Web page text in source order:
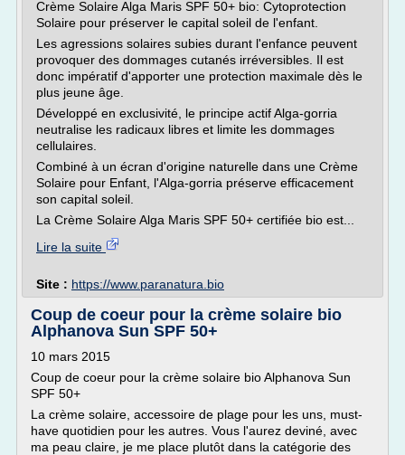
Crème Solaire Alga Maris SPF 50+ bio: Cytoprotection
Solaire pour préserver le capital soleil de l'enfant.
Les agressions solaires subies durant l'enfance peuvent
provoquer des dommages cutanés irréversibles. Il est
donc impératif d'apporter une protection maximale dès le
plus jeune âge.
Développé en exclusivité, le principe actif Alga-gorria
neutralise les radicaux libres et limite les dommages
cellulaires.
Combiné à un écran d'origine naturelle dans une Crème
Solaire pour Enfant, l'Alga-gorria préserve efficacement
son capital soleil.
La Crème Solaire Alga Maris SPF 50+ certifiée bio est...
Lire la suite
Site : https://www.paranatura.bio
Coup de coeur pour la crème solaire bio
Alphanova Sun SPF 50+
10 mars 2015
Coup de coeur pour la crème solaire bio Alphanova Sun
SPF 50+
La crème solaire, accessoire de plage pour les uns, must-
have quotidien pour les autres. Vous l'aurez deviné, avec
ma peau claire, je me place plutôt dans la catégorie des